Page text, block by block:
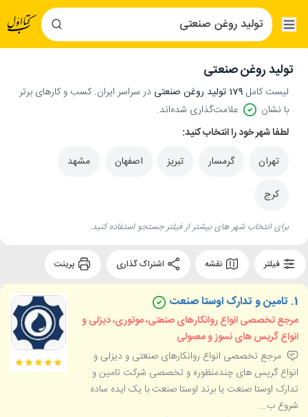
تولید روغن صنعتی
لیست کامل 179 تولید روغن صنعتی
در سراسر ایران. کسب و کارهای برتر
با نشان
علامت‌گذاری شده‌اند.
لطفا شهر خود را انتخاب کنید:
تهران
گرمسار تبریز اصفهان مشهد
کرج
برای انتخاب شهر های بیشتر از فیلتر جستجو استفاده کنید.
فیلتر نقشه
1. تامین و تدارک اوستا صنعت
مرجع تخصصی انواع روانکارهای صنعتی، موتوری، دیزلی و
انواع گریس های نسوز و معمولی
مرجع تخصصی انواع روانکارهای صنعتی و دیزلی و
انواع گریس های چندمنظوره و تخصصی شرکت تامین و
تدارک اوستا صنعت یا برند اوستا صنعت با یک ایده ساده
شروع ب...